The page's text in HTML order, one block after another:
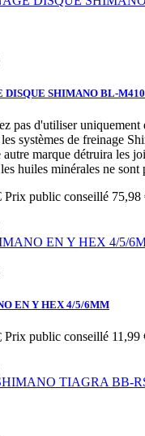
DISQUE SHIMANO BL-
pas d'utiliser uniquement
systèmes de freinage
marque détruira les
huiles minérales ne sont
Prix public conseillé 75,98
EN Y HEX 4/5/6MM
Prix public conseillé 11,99